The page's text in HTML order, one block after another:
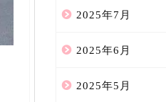
2025年7月
2025年6月
2025年5月